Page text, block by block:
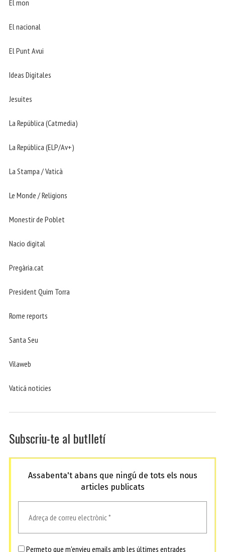
El mon
El nacional
El Punt Avui
Ideas Digitales
Jesuites
La República (Catmedia)
La República (ELP/Av+)
La Stampa / Vaticà
Le Monde / Religions
Monestir de Poblet
Nacio digital
Pregària.cat
President Quim Torra
Rome reports
Santa Seu
Vilaweb
Vaticá noticies
Subscriu-te al butlletí
Assabenta't abans que ningú de tots els nous
articles publicats
Permeto que m'envieu emails amb les últimes entrades